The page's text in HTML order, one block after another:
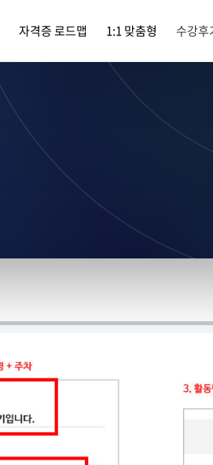
자격증 로드맵 1:1 맞춤형 수강후